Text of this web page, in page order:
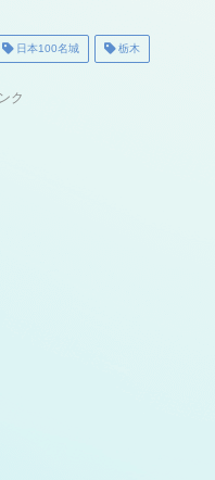
日本100名城 栃木
ク